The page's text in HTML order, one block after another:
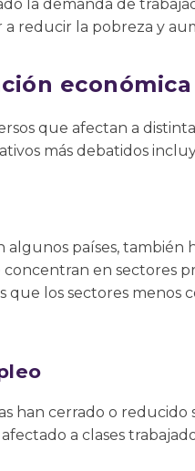
la demanda de
reducir la pobreza y
económica
que afectan a
más debatidos
países, también
concentran en sectores
que los sectores menos
han cerrado o reducido
a clases